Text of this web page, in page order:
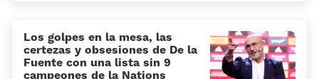
Los golpes en la mesa, las
certezas y obsesiones de De la
Fuente con una lista sin 9
campeones de la Nations